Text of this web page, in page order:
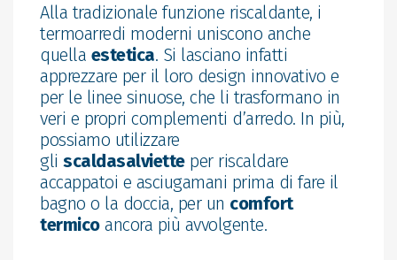
Alla tradizionale funzione riscaldante, i
termoarredi moderni uniscono anche
quella estetica. Si lasciano infatti
apprezzare per il loro design innovativo e
per le linee sinuose, che li trasformano in
veri e propri complementi d’arredo. In più,
possiamo utilizzare
gli scaldasalvietteper riscaldare
accappatoi e asciugamani prima di fare il
bagno o la doccia, per un comfort
termicoancora più avvolgente.